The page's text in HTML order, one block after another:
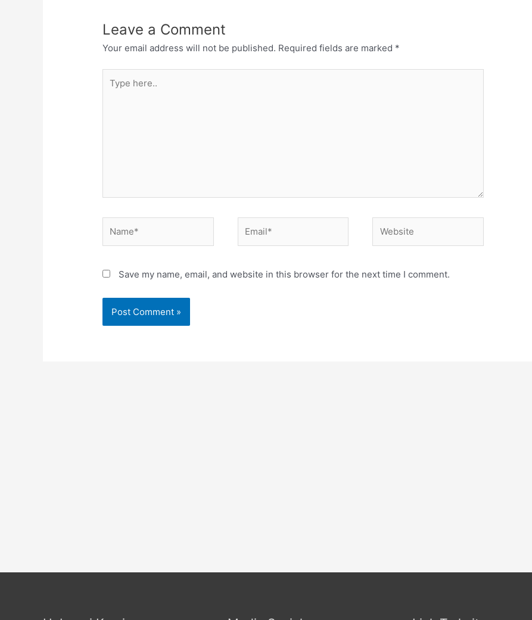
Leave a Comment
Your email address will not be published. Required fields are marked *
here..
Save my name, email, and website in this browser for the next time I comment.